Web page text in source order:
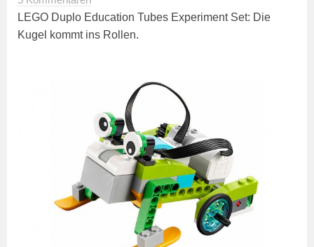
LEGO Duplo Education Tubes Experiment Set: Die
Kugel kommt ins Rollen.